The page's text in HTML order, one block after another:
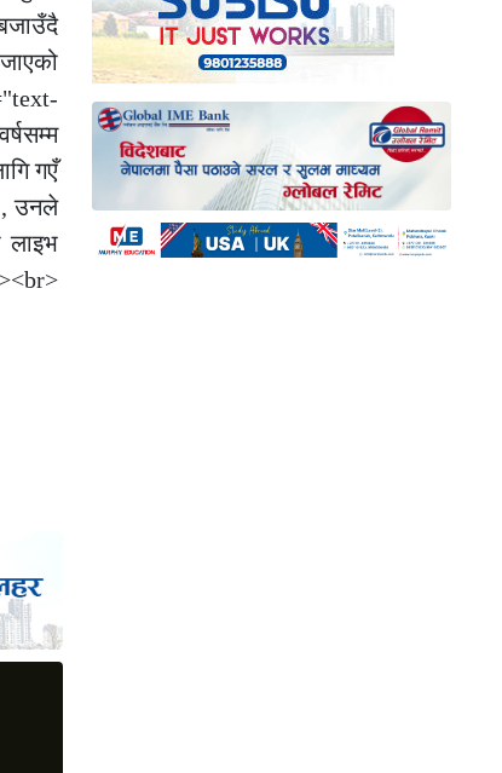
गएँ
उनले
लाइभ